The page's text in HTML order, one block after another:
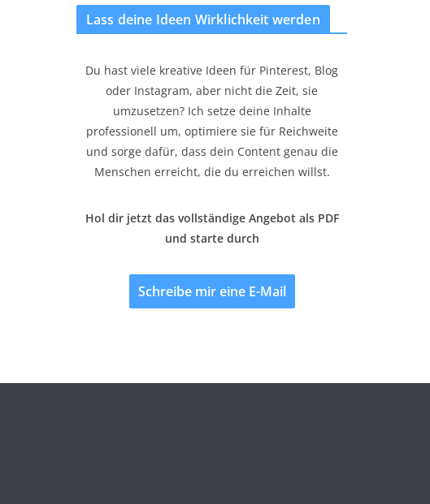
Lass deine Ideen Wirklichkeit werden
Du hast viele kreative Ideen für Pinterest, Blog
oder Instagram, aber nicht die Zeit, sie
umzusetzen? Ich setze deine Inhalte
professionell um, optimiere sie für Reichweite
und sorge dafür, dass dein Content genau die
Menschen erreicht, die du erreichen willst.
Hol dir jetzt das vollständige Angebot als PDF
und starte durch
Schreibe mir eine E-Mail